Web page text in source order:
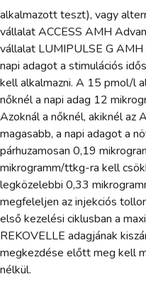
alkalmazott teszt), vagy
vállalat ACCESS AMH
vállalat LUMIPULSE G
napi adagot a stimulációs
kell alkalmazni. A 15 pmol/l
nőknél a napi adag 12
Azoknál a nőknél, akiknél
magasabb, a napi adagot a
párhuzamosan 0,19
mikrogramm/ttkg-ra kell
legközelebbi 0,33
megfeleljen az injekciós
első kezelési ciklusban a
REKOVELLE adagjának
megkezdése előtt meg kell
nélkül.